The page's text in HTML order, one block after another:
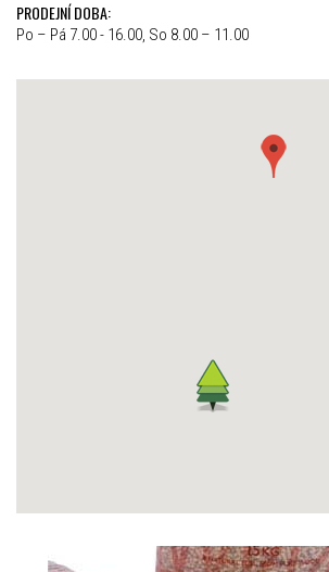
PRODEJNÍ DOBA:
Po – Pá 7.00 - 16.00, So 8.00 – 11.00